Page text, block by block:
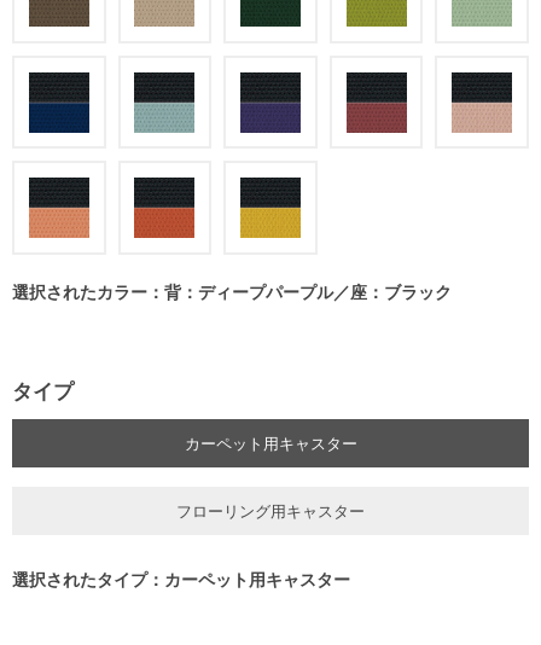
選択されたカラー：背：ディープパープル／座：ブラック
タイプ
カーペット用キャスター
フローリング用キャスター
選択されたタイプ：カーペット用キャスター